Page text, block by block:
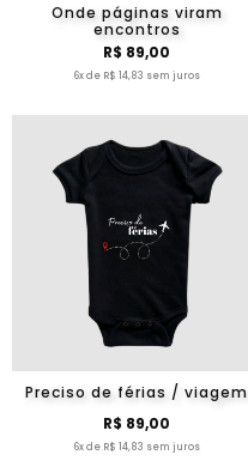
Onde páginas viram
encontros
R$ 89,00
6x de R$ 14,83 sem juros
Preciso de férias / viagem
R$ 89,00
6x de R$ 14,83 sem juros